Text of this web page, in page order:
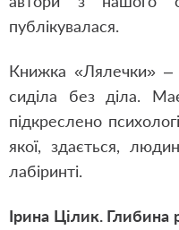
публікувалася.
Книжка «Лялечки»
сиділа без діла.
підкреслено
якої, здається,
лабіринті.
Ірина Цілик. Глибина